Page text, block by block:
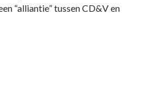
“alliantie” tussen CD&V en